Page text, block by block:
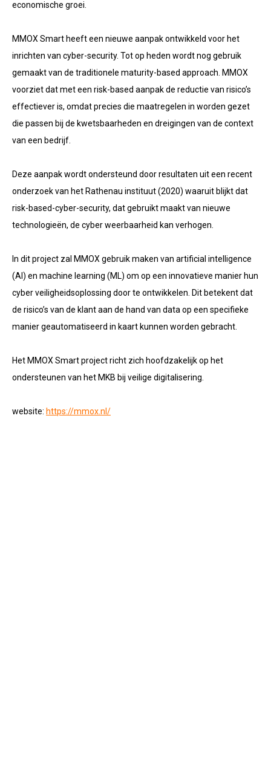
economische groei.
MMOX Smart heeft een nieuwe aanpak ontwikkeld voor het
inrichten van cyber-security. Tot op heden wordt nog gebruik
gemaakt van de traditionele maturity-based approach. MMOX
voorziet dat met een risk-based aanpak de reductie van risico’s
effectiever is, omdat precies die maatregelen in worden gezet
die passen bij de kwetsbaarheden en dreigingen van de context
van een bedrijf.
Deze aanpak wordt ondersteund door resultaten uit een recent
onderzoek van het Rathenau instituut (2020) waaruit blijkt dat
risk-based-cyber-security, dat gebruikt maakt van nieuwe
technologieën, de cyber weerbaarheid kan verhogen.
In dit project zal MMOX gebruik maken van artificial intelligence
(AI) en machine learning (ML) om op een innovatieve manier hun
cyber veiligheidsoplossing door te ontwikkelen. Dit betekent dat
de risico’s van de klant aan de hand van data op een specifieke
manier geautomatiseerd in kaart kunnen worden gebracht.
Het MMOX Smart project richt zich hoofdzakelijk op het
ondersteunen van het MKB bij veilige digitalisering.
website: https://mmox.nl/